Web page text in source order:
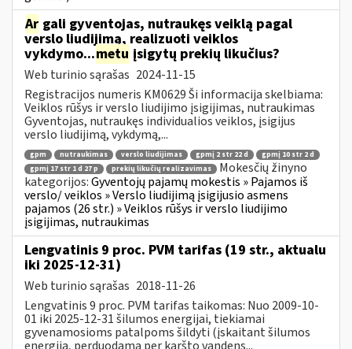
Ar gali gyventojas, nutraukęs veiklą pagal
verslo liudijimą, realizuoti veiklos
vykdymo...metu įsigytų prekių likučius?
Web turinio sąrašas 2024-11-15
Registracijos numeris KM0629 Ši informacija skelbiama:
Veiklos rūšys ir verslo liudijimo įsigijimas, nutraukimas
Gyventojas, nutraukęs individualios veiklos, įsigijus
verslo liudijimą, vykdymą,...
gpm nutraukimas verslo liudijimas gpmį 2 str 22 d
gpmį 10 str 2 d
gpmį 17 str 1 d 27 p
prekių likučių realizavimas
Mokesčių žinyno
kategorijos:Gyventojų pajamų mokestis » Pajamos iš
verslo/ veiklos » Verslo liudijimą įsigijusio asmens
pajamos (26 str.) » Veiklos rūšys ir verslo liudijimo
įsigijimas, nutraukimas
Lengvatinis 9 proc. PVM tarifas (19 str., aktualu
iki 2025-12-31)
Web turinio sąrašas 2018-11-26
Lengvatinis 9 proc. PVM tarifas taikomas: Nuo 2009-10-
01 iki 2025-12-31 šilumos energijai, tiekiamai
gyvenamosioms patalpoms šildyti (įskaitant šilumos
energiją, perduodamą per karšto vandens...